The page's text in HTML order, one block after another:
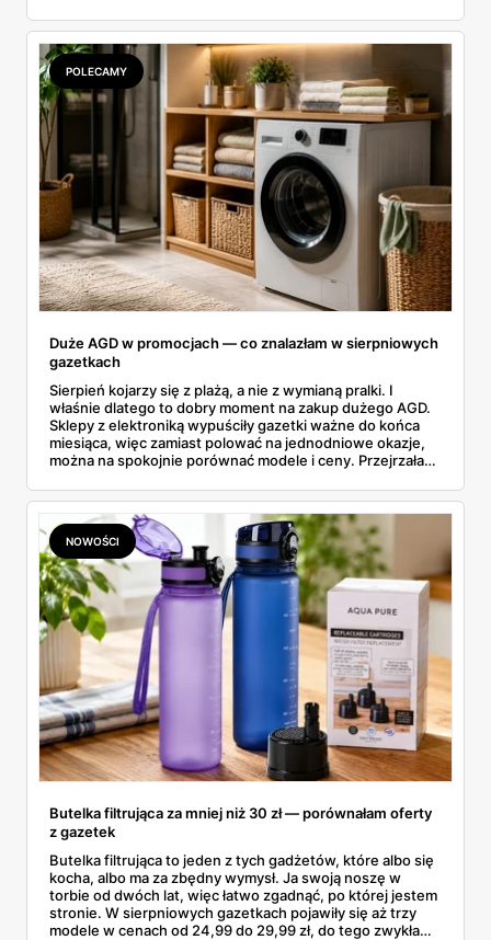
rozpiska: co dokładnie sprzedaje Lidl, ile kosztują
odpowiedniki u producenta i komu ten zakup naprawdę
się opłaci.
POLECAMY
Duże AGD w promocjach — co znalazłam w sierpniowych
gazetkach
Sierpień kojarzy się z plażą, a nie z wymianą pralki. I
właśnie dlatego to dobry moment na zakup dużego AGD.
Sklepy z elektroniką wypuściły gazetki ważne do końca
miesiąca, więc zamiast polować na jednodniowe okazje,
można na spokojnie porównać modele i ceny. Przejrzałam
znalazłam, z cenami i terminami.
NOWOŚCI
Butelka filtrująca za mniej niż 30 zł — porównałam oferty
z gazetek
Butelka filtrująca to jeden z tych gadżetów, które albo się
kocha, albo ma za zbędny wymysł. Ja swoją noszę w
torbie od dwóch lat, więc łatwo zgadnąć, po której jestem
stronie. W sierpniowych gazetkach pojawiły się aż trzy
modele w cenach od 24,99 do 29,99 zł, do tego zwykła